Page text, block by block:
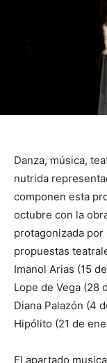
Danza, música,
nutrida
componen esta
octubre con la
protagonizada por
propuestas
Imanol Arias (15
Lope de Vega (28
Diana Palazón (4
Hipólito (21 de
El apartado